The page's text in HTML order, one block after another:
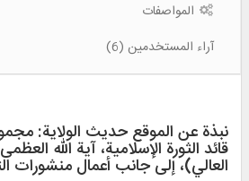
المواصفات
آراء المستخدمين (6)
نبذة عن الموقع حديث الولاية:
قائد الثورة الإسلامية، آية الله
العالي)، إلى جانب أعمال منشورات